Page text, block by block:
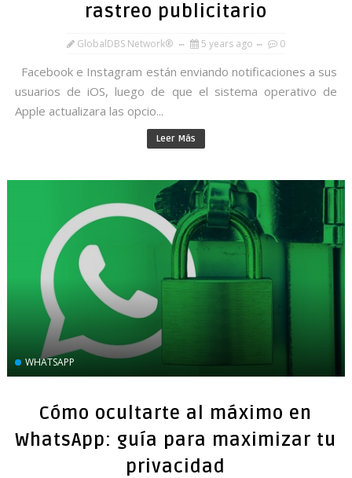
rastreo publicitario
GlobalDBS Network® 5 years ago 0
Facebook e Instagram están enviando notificaciones a sus
usuarios de iOS, luego de que el sistema operativo de
Apple actualizara las opcio...
Leer Más
WHATSAPP
Cómo ocultarte al máximo en
WhatsApp: guía para maximizar tu
privacidad